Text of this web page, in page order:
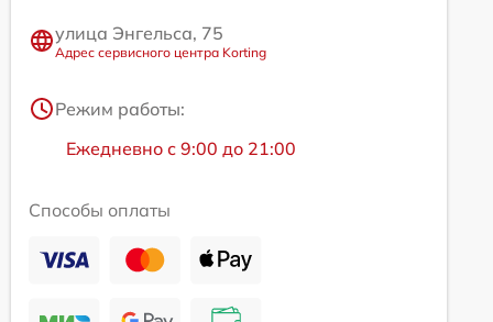
улица Энгельса, 75
Адрес сервисного центра Korting
Режим работы:
Ежедневно с 9:00 до 21:00
Способы оплаты